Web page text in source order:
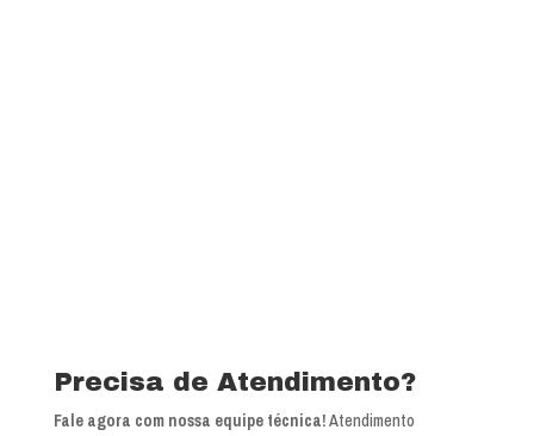
Precisa de Atendimento?
Fale agora com nossa equipe técnica!Atendimento